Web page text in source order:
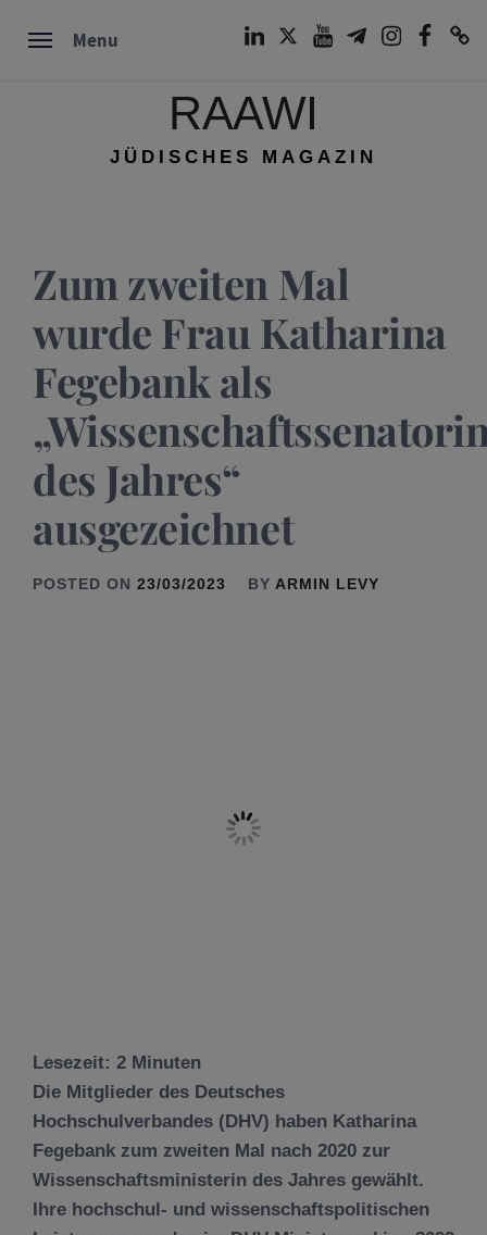
Menu
RAAWI
JÜDISCHES MAGAZIN
Zum zweiten Mal
wurde Frau Katharina
Fegebank als
des Jahres“
ausgezeichnet
POSTED ON 23/03/2023 BY ARMIN LEVY
Lesezeit: 2 Minuten
Die Mitglieder des Deutsches
Hochschulverbandes (DHV) haben Katharina
Fegebank zum zweiten Mal nach 2020 zur
Wissenschaftsministerin des Jahres gewählt.
Ihre hochschul- und wissenschaftspolitischen